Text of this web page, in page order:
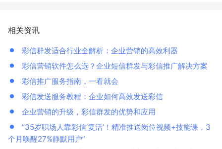
相关资讯
彩信群发适合行业全解析：企业营销的高效利器
彩信营销软件怎么选？企业短信群发与彩信推广解决方案
彩信推广服务指南，一看就会
彩信发送服务教程：企业如何高效发送彩信
企业营销的升级，彩信群发的优势和应用
“35岁职场人靠彩信‘复活’！精准推送岗位视频+技能课，3
个月唤醒27%静默用户”